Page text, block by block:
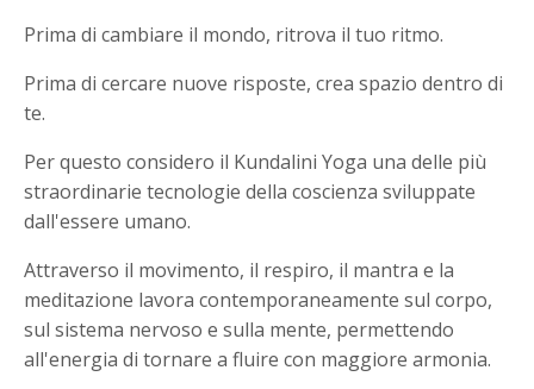
Prima di cambiare il mondo, ritrova il tuo ritmo.
Prima di cercare nuove risposte, crea spazio dentro di
te.
Per questo considero il Kundalini Yoga una delle più
straordinarie tecnologie della coscienza sviluppate
dall'essere umano.
Attraverso il movimento, il respiro, il mantra e la
meditazione lavora contemporaneamente sul corpo,
sul sistema nervoso e sulla mente, permettendo
all'energia di tornare a fluire con maggiore armonia.